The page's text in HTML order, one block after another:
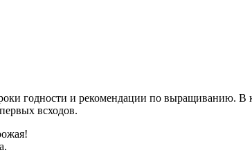
годности и рекомендации по выращиванию.
всходов.